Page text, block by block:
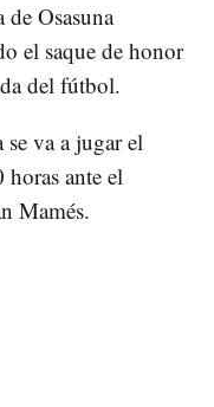
de Osasuna
el saque de honor
del fútbol.
se va a jugar el
ante el
Mamés.